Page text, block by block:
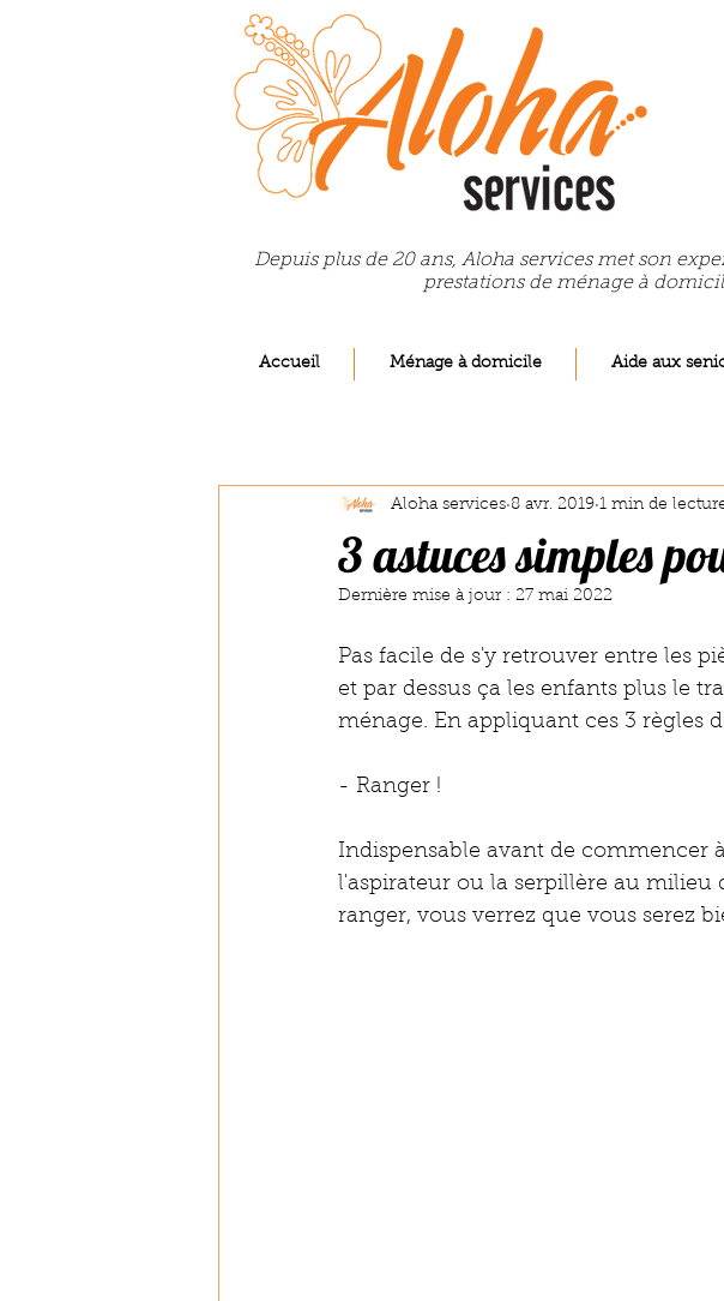
Depuis plus de 20 ans, Aloha services met son
prestations de ménage à
Accueil Ménage à domicile Aide aux
3 astuces simples
Aloha services 8 avr. 2019 1 min de
Dernière mise à jour : 27 mai 2022
Pas facile de s'y retrouver entre les
et par dessus ça les enfants plus le
ménage. En appliquant ces 3 règles
- Ranger !
Indispensable avant de commencer
l'aspirateur ou la serpillère au milieu
ranger, vous verrez que vous serez